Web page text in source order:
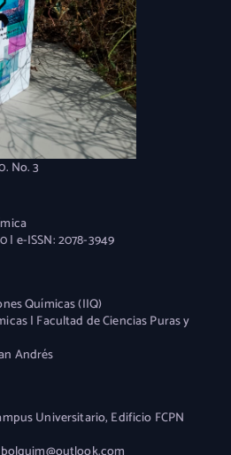
No. 3
| e-ISSN: 2078-3949
Químicas (IIQ)
| Facultad de Ciencias Puras y
Andrés
Universitario, Edificio FCPN